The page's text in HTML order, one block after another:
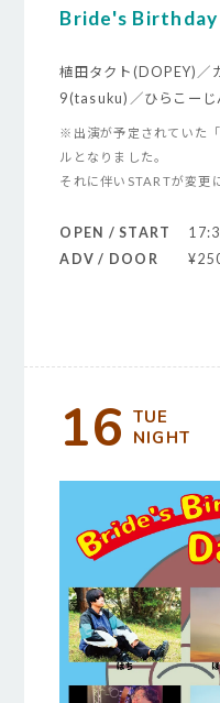
Bride's
植田タクト(DOPEY)／
9(tasuku)／ひらこーじ
※出演が予定されていた
ルとなりました。
それに伴いSTARTが変更
OPEN / START
ADV / DOOR
16 TUE
NIGHT